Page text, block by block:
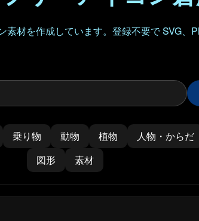
材を作成しています。登録不要で SVG
乗り物 動物 植物
人物・からだ
図形
素材